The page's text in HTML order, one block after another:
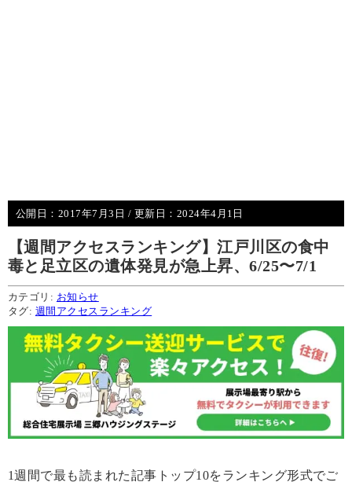
公開日： 2017年7月3日 / 更新日： 2024年4月1日
【週間アクセスランキング】江戸川区の食中
毒と足立区の遺体発見が急上昇、6/25〜7/1
カテゴリ: お知らせ
タグ: 週間アクセスランキング
1週間で最も読まれた記事トップ10をランキング形式でご